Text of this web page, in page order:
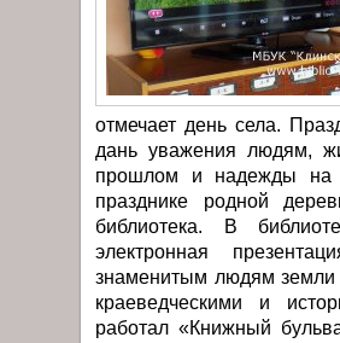
отмечает день села.
дань уважения людям,
прошлом и надежды на
празднике родной
библиотека. В
электронная
знаменитым людям земли
краеведческими и
работал «Книжный